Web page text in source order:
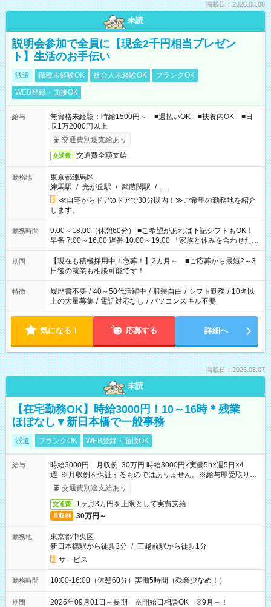
掲載日：2026.08.08
未読
説明会参加で全員に【現金2千円相当プレゼン
ト】生活のお手伝い
派遣 職種未経験OK 社会人未経験OK
ブランクOK
WEB登録・面接OK
給与
無資格未経験：時給1500円～ ■週払いOK ■扶養内OK ■日
収1万2000円以上
交通費別途支給あり
交通費 交通費全額支給
勤務地
東京都練馬区
練馬駅 / 光が丘駅 / 武蔵関駅 / …
≪自宅からドアtoドアで30分以内！≫ご希望の勤務地を紹介
します。
勤務時間
9:00～18:00（休憩60分） ■ご希望があれば下記シフトもOK！
早番 7:00～16:00 遅番 10:00～19:00 「家族と休みを合わせた
い」 「余裕を持って夕飯の準備がしたい」 「できれば残業はし
たくない」 など、ご希望を教えてくださいね。 ※Wワーク希望
の方へ 今ご覧のお仕事で希望する勤務時間と、もう1つのお仕事
の勤務時間。 合計で週40時間を超える場合は応募できません。
期間
【現在も積極採用中！急募！】2カ月～ ■ご応募から最短2～3
日後の就業も相談可能です！
特徴 履歴書不要 / 40～50代活躍中 / 服装自由 / シフト勤務 / 10名以
上の大量募集 / 電話対応なし / パソコンスキル不要
気になる！ 応募する 詳細へ
掲載日：2026.08.07
未読
【在宅勤務OK】時給3000円！10～16時＊残業
ほぼなし▼新日本橋で一般事務
派遣 ブランクOK WEB登録・面接OK
給与
時給3000円 月収例 30万円 時給3000円×実働5h×週5日×4
週 ※月収例を保証するものではありません。※給与即受取りサ
ービス利用可（利用条件有）
交通費別途支給あり
交通費 1ヶ月3万円を上限として実費支給
月収例 30万円～
勤務地
東京都中央区
新日本橋駅から徒歩3分 / 三越前駅から徒歩1分
サ－ビス
勤務時間 10:00-16:00（休憩60分）実働5時間（残業少なめ！）
期間 2026年09月01日～長期 ※開始日相談OK ※9月～！